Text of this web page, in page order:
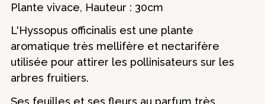
Plante vivace, Hauteur : 30cm
L'Hyssopus officinalis est une plante
aromatique très mellifère et nectarifère
utilisée pour attirer les pollinisateurs sur les
arbres fruitiers.
Ses feuilles et ses fleurs au parfum très